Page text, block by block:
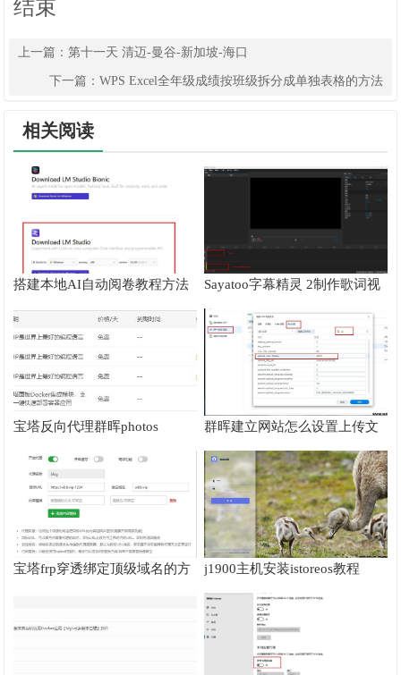
结束
上一篇：第十一天 清迈-曼谷-新加坡-海口
下一篇： WPS Excel全年级成绩按班级拆分成单独表格的方法
相关阅读
搭建本地AI自动阅卷教程方法
Sayatoo字幕精灵 2制作歌词视
频教程
宝塔反向代理群晖photos
方法
群晖建立网站怎么设置上传文
件大小
宝塔frp穿透绑定顶级域名的方
j1900主机安装istoreos教程